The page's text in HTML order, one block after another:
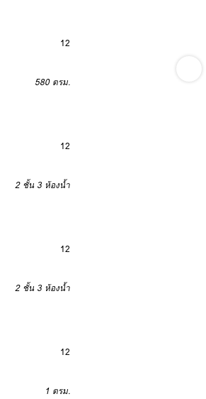
12
580 ตรม.
12
2 ชั้น 3 ห้องน้ำ
12
2 ชั้น 3 ห้องน้ำ
12
1 ตรม.